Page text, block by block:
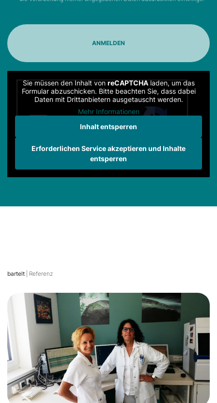
Sie müssen den Inhalt vonreCAPTCHAladen, um das
Formular abzuschicken. Bitte beachten Sie, dass dabei
Daten mit Drittanbietern ausgetauscht werden.
Mehr Informationen
Inhalt entsperren
Erforderlichen Service akzeptieren und Inhalte
entsperren
bartelt | Referenz